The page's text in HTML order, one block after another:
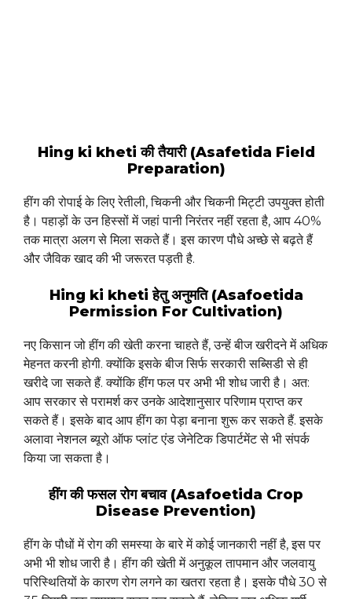
Hing ki kheti की तैयारी (Asafetida Field
Preparation)
हींग की रोपाई के लिए रेतीली, चिकनी और चिकनी मिट्टी उपयुक्त होती
है। पहाड़ों के उन हिस्सों में जहां पानी निरंतर नहीं रहता है, आप 40%
तक मात्रा अलग से मिला सकते हैं। इस कारण पौधे अच्छे से बढ़ते हैं
और जैविक खाद की भी जरूरत पड़ती है.
Hing ki kheti हेतु अनुमति (Asafoetida
Permission For Cultivation)
नए किसान जो हींग की खेती करना चाहते हैं, उन्हें बीज खरीदने में अधिक
मेहनत करनी होगी. क्योंकि इसके बीज सिर्फ सरकारी सब्सिडी से ही
खरीदे जा सकते हैं. क्योंकि हींग फल पर अभी भी शोध जारी है। अत:
आप सरकार से परामर्श कर उनके आदेशानुसार परिणाम प्राप्त कर
सकते हैं। इसके बाद आप हींग का पेड़ा बनाना शुरू कर सकते हैं. इसके
अलावा नेशनल ब्यूरो ऑफ प्लांट एंड जेनेटिक डिपार्टमेंट से भी संपर्क
किया जा सकता है।
हींग की फसल रोग बचाव (Asafoetida Crop
Disease Prevention)
हींग के पौधों में रोग की समस्या के बारे में कोई जानकारी नहीं है, इस पर
अभी भी शोध जारी है। हींग की खेती में अनुकूल तापमान और जलवायु
परिस्थितियों के कारण रोग लगने का खतरा रहता है। इसके पौधे 30 से